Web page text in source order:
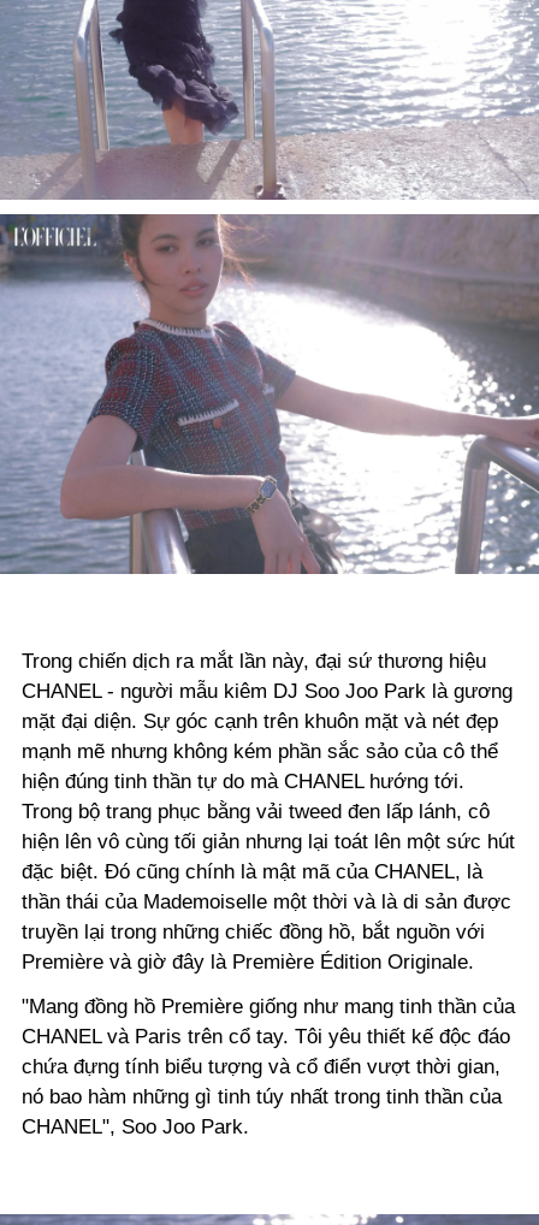
Trong chiến dịch ra mắt lần này, đại sứ thương hiệu
CHANEL - người mẫu kiêm DJ Soo Joo Park là gương
mặt đại diện. Sự góc cạnh trên khuôn mặt và nét đẹp
mạnh mẽ nhưng không kém phần sắc sảo của cô thể
hiện đúng tinh thần tự do mà CHANEL hướng tới.
Trong bộ trang phục bằng vải tweed đen lấp lánh, cô
hiện lên vô cùng tối giản nhưng lại toát lên một sức hút
đặc biệt. Đó cũng chính là mật mã của CHANEL, là
thần thái của Mademoiselle một thời và là di sản được
truyền lại trong những chiếc đồng hồ, bắt nguồn với
Première và giờ đây là Première Édition Originale.
"Mang đồng hồ Première giống như mang tinh thần của
CHANEL và Paris trên cổ tay. Tôi yêu thiết kế độc đáo
chứa đựng tính biểu tượng và cổ điển vượt thời gian,
nó bao hàm những gì tinh túy nhất trong tinh thần của
CHANEL", Soo Joo Park.